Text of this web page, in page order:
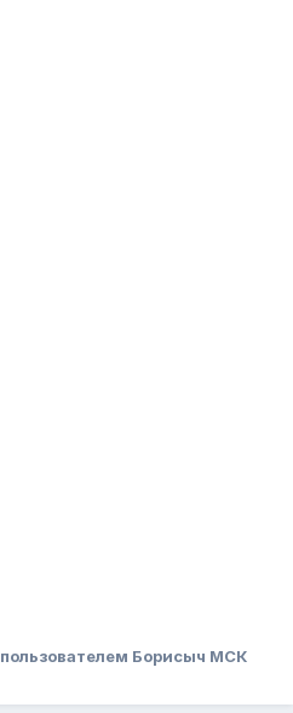
пользователем Борисыч МСК